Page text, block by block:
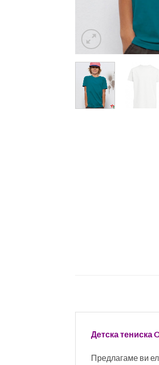
Детска тениска
Предлагаме ви